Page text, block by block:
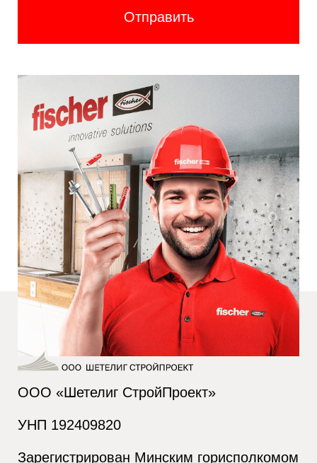
ООО «Шетелиг СтройПроект»
УНП 192409820
Зарегистрирован Минским горисполкомом